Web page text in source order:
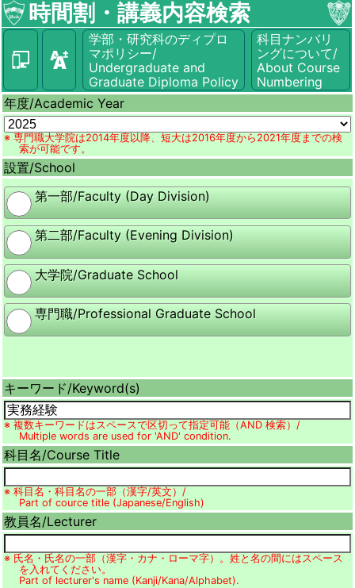
時間割・講義内容検索
学部・研究科のディプロ
マポリシー/
Undergraduate and
Graduate Diploma Policy
科目ナンバリ
ングについて/
About Course
Numbering
年度/Academic Year
※ 専門職大学院は2014年度以降、短大は2016年度から2021年度までの検
索が可能です。
設置/School
第一部/Faculty (Day Division)
第二部/Faculty (Evening Division)
大学院/Graduate School
専門職/Professional Graduate School
キーワード/Keyword(s)
※ 複数キーワードはスペースで区切って指定可能（AND 検索）/
Multiple words are used for 'AND' condition.
科目名/Course Title
※ 科目名・科目名の一部（漢字/英文）/
Part of cource title (Japanese/English)
教員名/Lecturer
※ 氏名・氏名の一部（漢字・カナ・ローマ字）。姓と名の間にはスペース
を入れてください。
Part of lecturer's name (Kanji/Kana/Alphabet).